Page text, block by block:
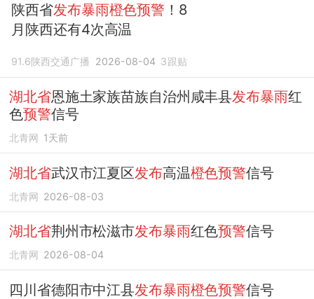
陕西省发布暴雨橙色预警 ！8
月陕西还有4次高温
91.6陕西交通广播 2026-08-04 3跟贴
湖北省恩施土家族苗族自治州咸丰县发布暴雨红
色预警信号
北青网 1天前
湖北省武汉市江夏区发布高温橙色预警信号
北青网 2026-08-03
湖北省荆州市松滋市发布暴雨红色预警信号
北青网 2026-08-04
四川省德阳市中江县发布暴雨橙色预警信号